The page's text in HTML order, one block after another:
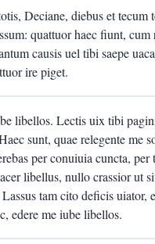
Deciane, diebus et tecum
quattuor haec fiunt,
causis uel tibi saepe
ire piget.
libellos. Lectis uix tibi
sunt, quae relegente me
per conuiuia cuncta,
libellus, nullo crassior ut
tam cito deficis uiator,
edere me iube libellos.